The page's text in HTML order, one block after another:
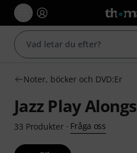
Noter, böcker och DVD:Er
Jazz Play Alongs
33 Produkter· Fråga oss